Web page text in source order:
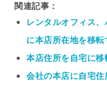
関連記事：
レンタルオフィス
に本店所在地を移
本店住所を自宅に
会社の本店に自宅